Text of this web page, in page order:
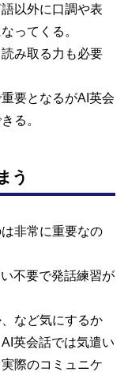
以外に口調や表
ってくる。
み取る力も必要
要となるがAI英会
る。
う
非常に重要なの
不要で発話練習が
など気にするか
英会話では気遣い
際のコミュニケ